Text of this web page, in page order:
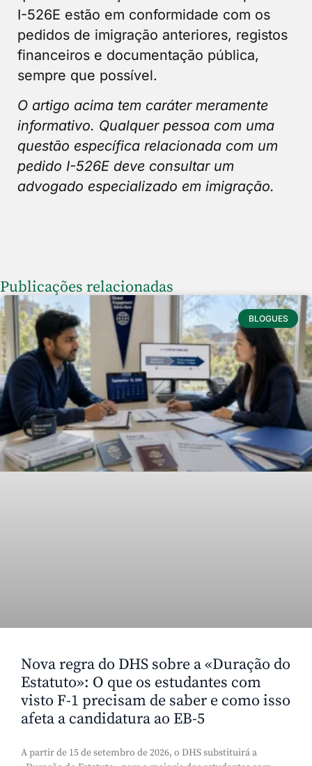
I-526E estão em conformidade com os
pedidos de imigração anteriores, registos
financeiros e documentação pública,
sempre que possível.
O artigo acima tem caráter meramente
informativo. Qualquer pessoa com uma
questão específica relacionada com um
pedido I-526E deve consultar um
advogado especializado em imigração.
Publicações relacionadas
BLOGUES
Nova regra do DHS sobre a «Duração do
Estatuto»: O que os estudantes com
visto F-1 precisam de saber e como isso
afeta a candidatura ao EB-5
A partir de 15 de setembro de 2026, o DHS substituirá a